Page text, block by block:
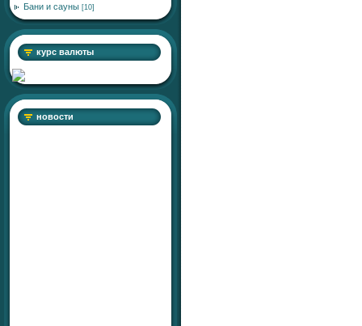
Бани и сауны [10]
курс валюты
новости